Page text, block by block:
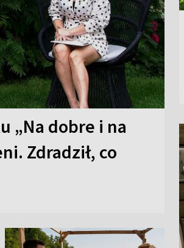
„Na dobre i na
Zdradził, co